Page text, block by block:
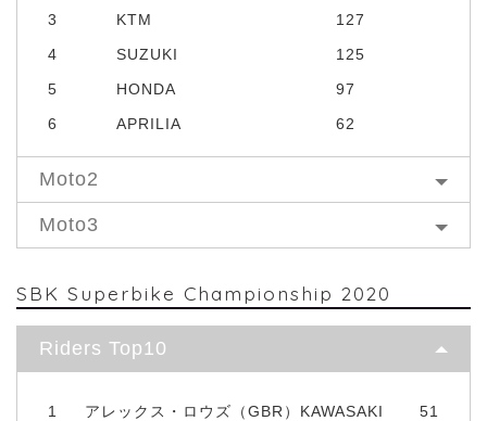
3
KTM
127
4
SUZUKI
125
5
HONDA
97
6
APRILIA 62
Moto2
Moto3
SBK Superbike Championship 2020
Riders Top10
1 アレックス・ロウズ（GBR）KAWASAKI 51